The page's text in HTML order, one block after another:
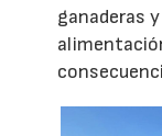
ganaderas